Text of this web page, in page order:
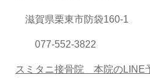
滋賀県栗東市防袋160-1
077-552-3822
スミタニ接骨院 本院のLINE